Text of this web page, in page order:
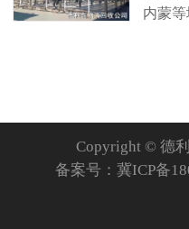
内蒙
Copyright © 德
备案号： 冀ICP备